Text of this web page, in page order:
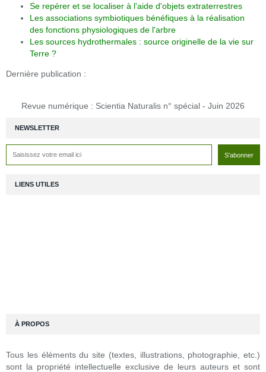
NEWSLETTER
Se repérer et se localiser à l'aide d'objets extraterrestres
Les associations symbiotiques bénéfiques à la réalisation
des fonctions physiologiques de l'arbre
Les sources hydrothermales : source originelle de la vie sur
Terre ?
Dernière publication :
Revue numérique : Scientia Naturalis n° spécial - Juin 2026
LIENS UTILES
À PROPOS
Tous les éléments du site (textes, illustrations, photographie, etc.)
sont la propriété intellectuelle exclusive de leurs auteurs et sont